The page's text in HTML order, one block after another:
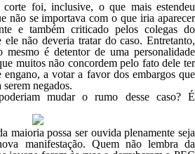
foi, inclusive, o que mais estendeu
não se importava com o que iria aparecer
e também criticado pelos colegas do
ele nãodeveria tratar do caso. Entretanto,
mesmo é detentor de uma personalidade
muitos não concordem pelo fato dele ter
a votar a favor dos embargos que
negados.
mudar o rumo desse caso? É
maioria possa ser ouvida plenamente seja
manifestação. Quem não lembra da